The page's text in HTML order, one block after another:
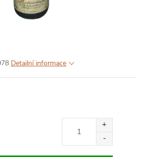
Detailní informace